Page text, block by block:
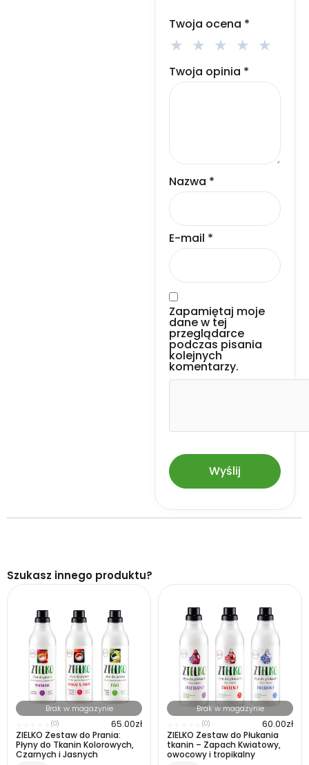
Twoja ocena *
Twoja opinia *
Nazwa *
E-mail *
Zapamiętaj moje
dane w tej
przeglądarce
podczas pisania
kolejnych
komentarzy.
Szukasz innego produktu?
Brak w magazynie
(0) 65.00zł
ZIELKO Zestaw do Prania:
Płyny do Tkanin Kolorowych,
Czarnych i Jasnych
Brak w magazynie
(0) 60.00zł
ZIELKO Zestaw do Płukania
tkanin – Zapach Kwiatowy,
owocowy i tropikalny